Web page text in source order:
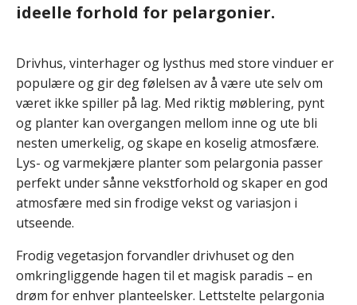
ideelle forhold for pelargonier.
Drivhus, vinterhager og lysthus med store vinduer er
populære og gir deg følelsen av å være ute selv om
været ikke spiller på lag. Med riktig møblering, pynt
og planter kan overgangen mellom inne og ute bli
nesten umerkelig, og skape en koselig atmosfære.
Lys- og varmekjære planter som pelargonia passer
perfekt under sånne vekstforhold og skaper en god
atmosfære med sin frodige vekst og variasjon i
utseende.
Frodig vegetasjon forvandler drivhuset og den
omkringliggende hagen til et magisk paradis – en
drøm for enhver planteelsker. Lettstelte pelargonia